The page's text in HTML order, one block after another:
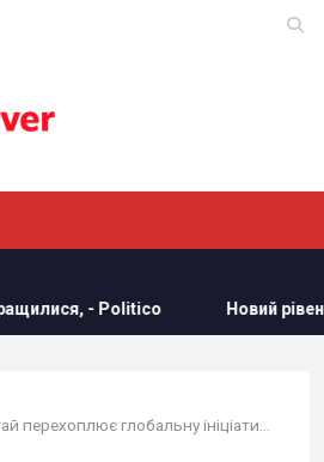
Новий рівень ескалації: The Guardian